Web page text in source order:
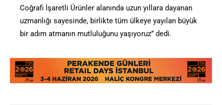
Coğrafi İşaretli Ürünler alanında uzun yıllara dayanan
uzmanlığı sayesinde, birlikte tüm ülkeye yayılan büyük
bir adım atmanın mutluluğunu yaşıyoruz” dedi.